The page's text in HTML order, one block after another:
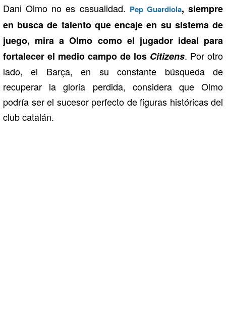
Dani Olmo no es casualidad. Pep Guardiola, siempre
en busca de talento que encaje en su sistema de
juego, mira a Olmo como el jugador ideal para
fortalecer el medio campo de los Citizens. Por otro
lado, el Barça, en su constante búsqueda de
recuperar la gloria perdida, considera que Olmo
podría ser el sucesor perfecto de figuras históricas del
club catalán.